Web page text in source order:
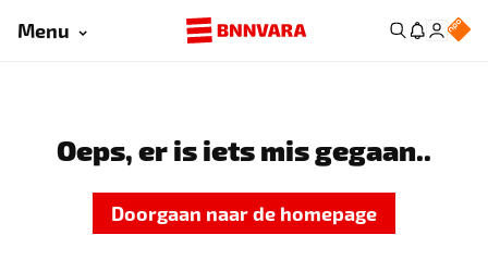
Menu
Oeps, er is iets mis gegaan..
Doorgaan naar de homepage